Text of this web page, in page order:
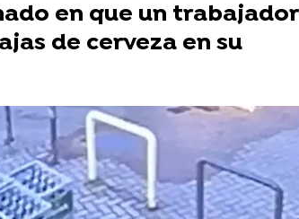
en que un trabajador
de cerveza en su